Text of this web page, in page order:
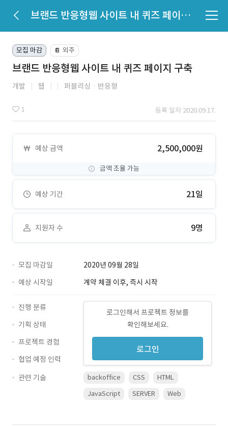
브랜드 반응형웹 사이트 내 퀴즈 페이지 구축
모집 마감 📔 외주
브랜드 반응형웹 사이트 내 퀴즈 페이지 구축
개발 웹 퍼블리싱ㆍ반응형
1 등록 일자 2020.09.17.
예상 금액 2,500,000원
금액 조율 가능
예상 기간 21일
지원자 수 9명
모집 마감일
2020년 09월 28일
예상 시작일
계약 체결 이후, 즉시 시작
로그인해서 프로젝트 정보를
확인해보세요.
로그인
진행 분류
기획 상태
프로젝트 경험
협업 예정 인력
관련 기술
backoffice CSS
HTML
JavaScript
SERVER Web